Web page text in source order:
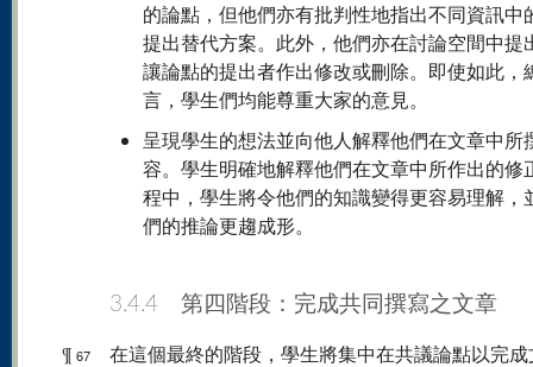
的論點，但他們亦有批判性地指出不同資訊中
提出替代方案。此外，他們亦在討論空間中提
讓論點的提出者作出修改或刪除。即使如此，
言，學生們均能尊重大家的意見。
呈現學生的想法並向他人解釋他們在文章中所
容。學生明確地解釋他們在文章中所作出的修
程中，學生將令他們的知識變得更容易理解，
們的推論更趨成形。
3.4.4 第四階段：完成共同撰寫之文章
¶ 67
在這個最終的階段，學生將集中在共議論點以完